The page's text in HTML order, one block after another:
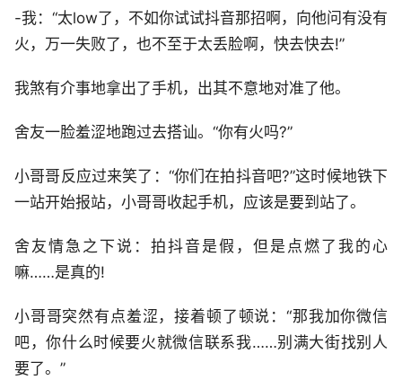
-我：“太low了，不如你试试抖音那招啊，向他问有没有
火，万一失败了，也不至于太丢脸啊，快去快去!”
我煞有介事地拿出了手机，出其不意地对准了他。
舍友一脸羞涩地跑过去搭讪。“你有火吗?”
小哥哥反应过来笑了：“你们在拍抖音吧?”这时候地铁下
一站开始报站，小哥哥收起手机，应该是要到站了。
舍友情急之下说：拍抖音是假，但是点燃了我的心
嘛……是真的!
小哥哥突然有点羞涩，接着顿了顿说：“那我加你微信
吧，你什么时候要火就微信联系我……别满大街找别人
要了。”